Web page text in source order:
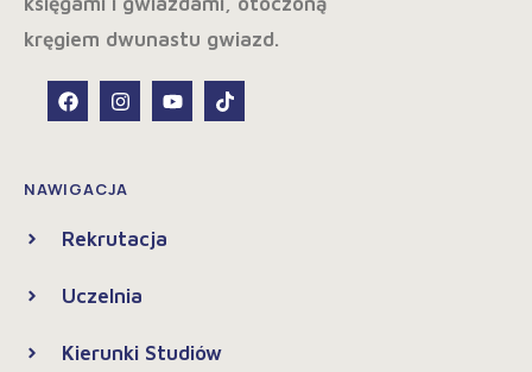
NAWIGACJA
Rekrutacja
Uczelnia
Kierunki Studiów